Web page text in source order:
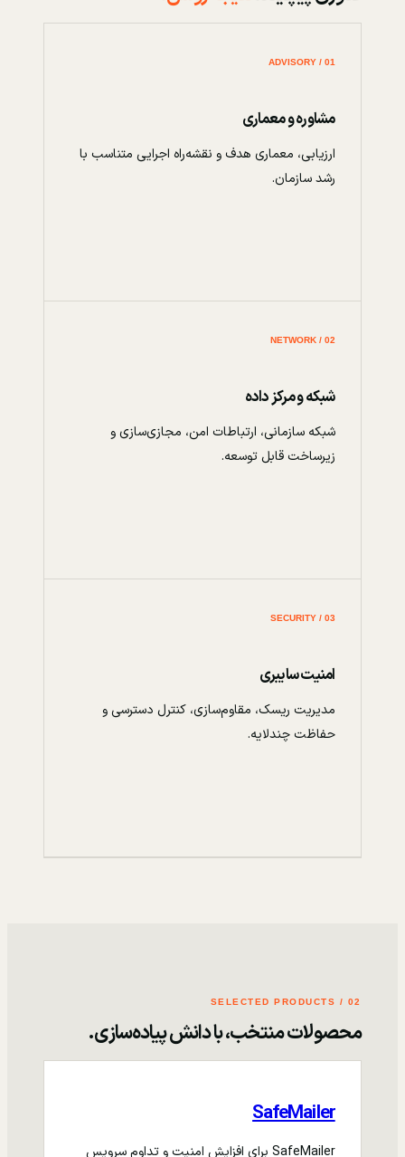
01 / ADVISORY
مشاوره و معماری
ارزیابی، معماری هدف و نقشه‌راه اجرایی متناسب با
رشد سازمان.
02 / NETWORK
شبکه و مرکز داده
شبکه سازمانی، ارتباطات امن، مجازی‌سازی و
زیرساخت قابل توسعه.
03 / SECURITY
امنیت سایبری
مدیریت ریسک، مقاوم‌سازی، کنترل دسترسی و
حفاظت چندلایه.
02 / SELECTED PRODUCTS
محصولات منتخب، با دانش پیاده‌سازی.
SafeMailer
SafeMailer برای افزایش امنیت و تداوم سرویس